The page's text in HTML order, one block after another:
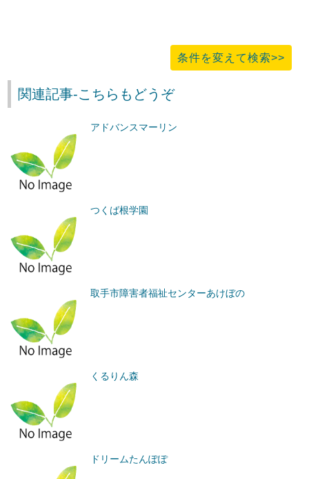
条件を変えて検索>>
関連記事-こちらもどうぞ
アドバンスマーリン
つくば根学園
取手市障害者福祉センターあけぼの
くるりん森
ドリームたんぽぽ